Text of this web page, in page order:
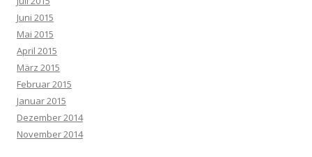
Juni 2015
Mai 2015
April 2015
März 2015
Februar 2015
Januar 2015
Dezember 2014
November 2014